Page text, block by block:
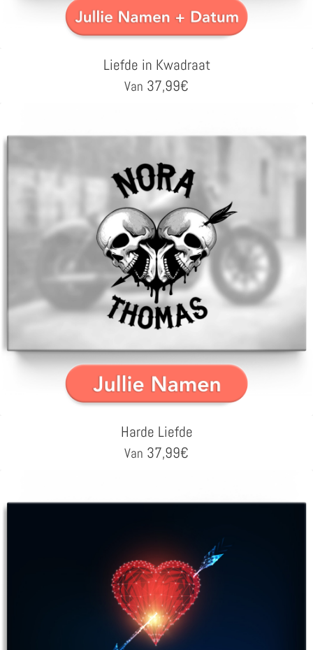
Liefde in Kwadraat
Van 37,99€
Harde Liefde
Van 37,99€